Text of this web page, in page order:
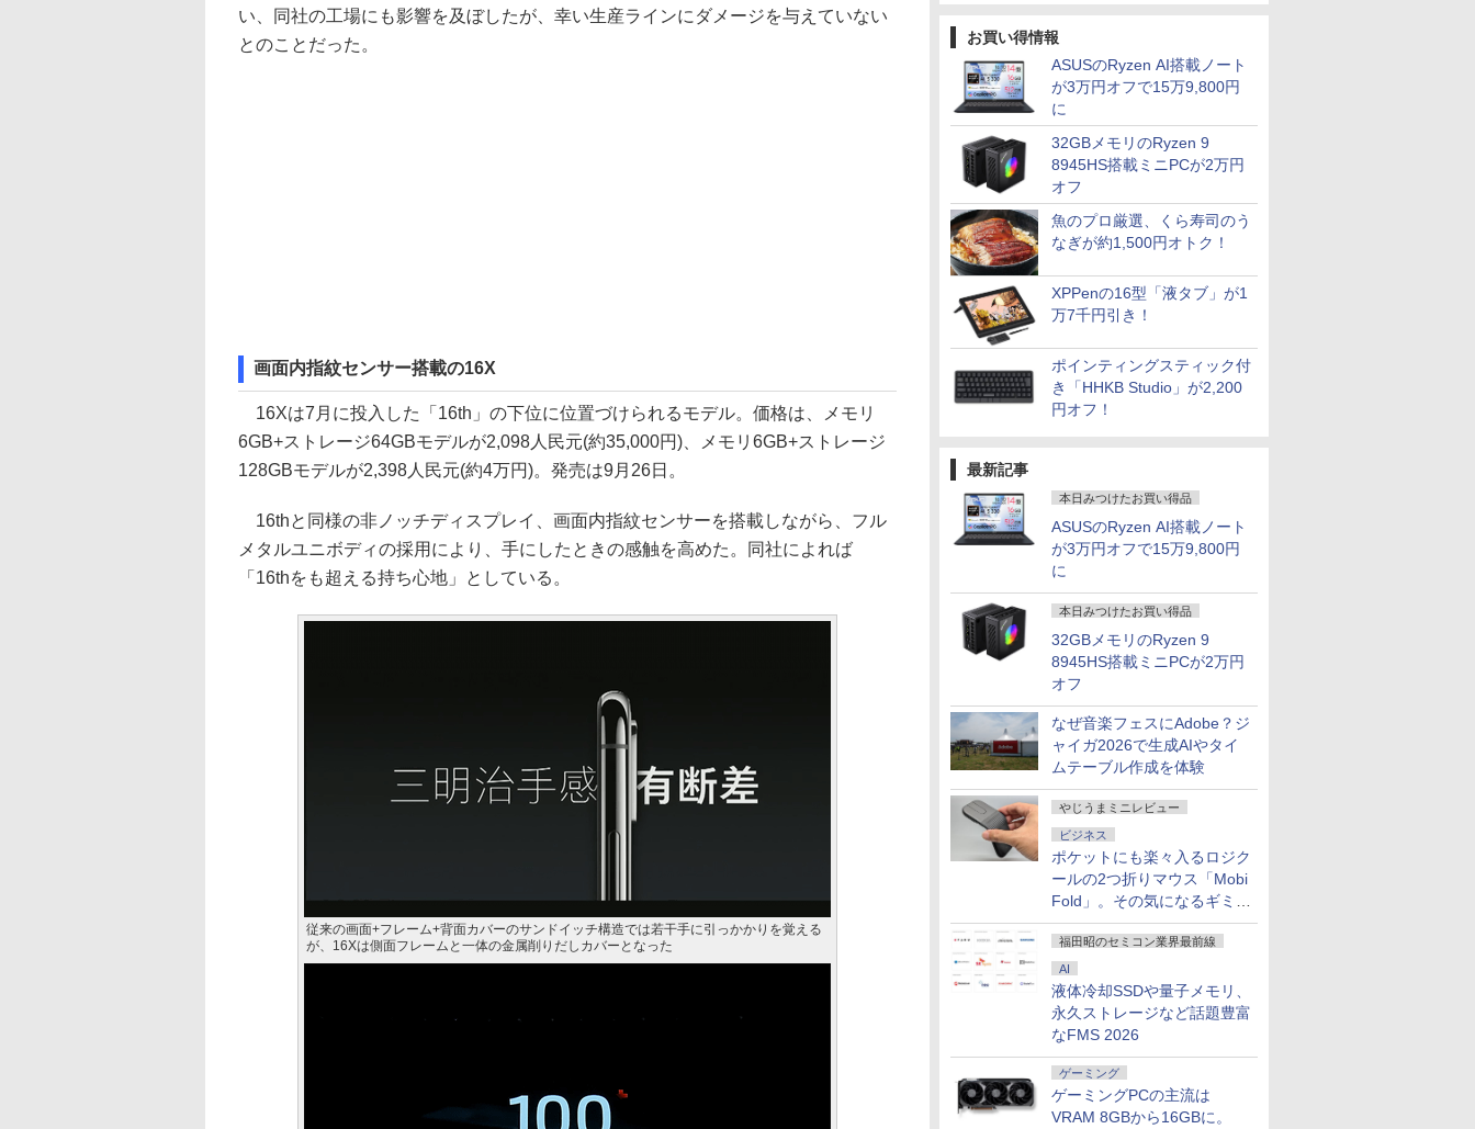
お買い得情報
ASUSのRyzen AI搭載ノート
が3万円オフで15万9,800円
に
32GBメモリのRyzen 9
8945HS搭載ミニPCが2万円
オフ
魚のプロ厳選、くら寿司のう
なぎが約1,500円オトク！
XPPenの16型「液タブ」が1
万7千円引き！
ポインティングスティック付
き「HHKB Studio」が2,200
円オフ！
最新記事
本日みつけたお買い得品
ASUSのRyzen AI搭載ノート
が3万円オフで15万9,800円
に
本日みつけたお買い得品
32GBメモリのRyzen 9
8945HS搭載ミニPCが2万円
オフ
なぜ音楽フェスにAdobe？ジ
ャイガ2026で生成AIやタイ
ムテーブル作成を体験
やじうまミニレビュー
ビジネス
ポケットにも楽々入るロジク
ールの2つ折りマウス「Mobi
Fold」。その気になるギミッ
クとは？
福田昭のセミコン業界最前線
AI
液体冷却SSDや量子メモリ、
永久ストレージなど話題豊富
なFMS 2026
ゲーミング
ゲーミングPCの主流は
VRAM 8GBから16GBに。
い、同社の工場にも影響を及ぼしたが、幸い生産ラインにダメージを与えていない
とのことだった。
画面内指紋センサー搭載の16X
16Xは7月に投入した「16th」の下位に位置づけられるモデル。価格は、メモリ
6GB+ストレージ64GBモデルが2,098人民元(約35,000円)、メモリ6GB+ストレージ
128GBモデルが2,398人民元(約4万円)。発売は9月26日。
16thと同様の非ノッチディスプレイ、画面内指紋センサーを搭載しながら、フル
メタルユニボディの採用により、手にしたときの感触を高めた。同社によれば
「16thをも超える持ち心地」としている。
従来の画面+フレーム+背面カバーのサンドイッチ構造では若干手に引っかかりを覚える
が、16Xは側面フレームと一体の金属削りだしカバーとなった